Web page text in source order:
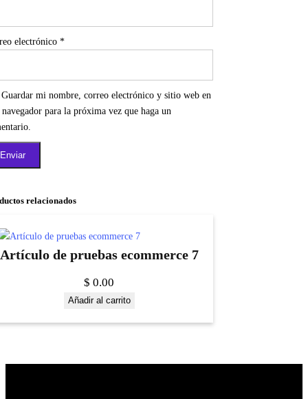
electrónico *
Guardar mi nombre, correo electrónico y sitio web en
navegador para la próxima vez que haga un
relacionados
Artículo de pruebas ecommerce 7
$ 0.00
Añadir al carrito